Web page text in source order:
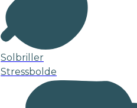
Solbriller
Stressbolde